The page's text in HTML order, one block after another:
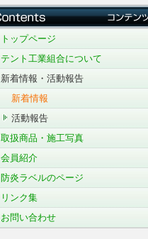
トップページ
テント工業組合について
新着情報・活動報告
新着情報
活動報告
取扱商品・施工写真
会員紹介
防炎ラベルのページ
リンク集
お問い合わせ